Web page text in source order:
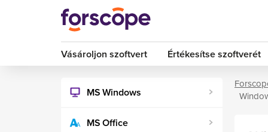
Vásároljon szoftvert Értékesítse szoftverét
MS Windows
MS Office